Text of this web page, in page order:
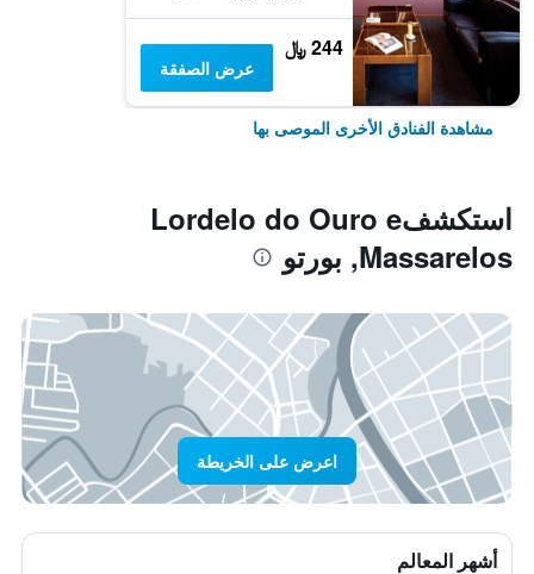
244 ﷼
عرض الصفقة
مشاهدة الفنادق الأخرى الموصى بها
استكشفLordelo do Ouro e
Massarelos, بورتو
اعرض على الخريطة
أشهر المعالم